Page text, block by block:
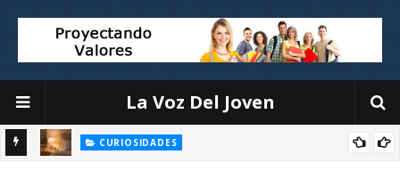
La Voz Del Joven
CURIOSIDADES